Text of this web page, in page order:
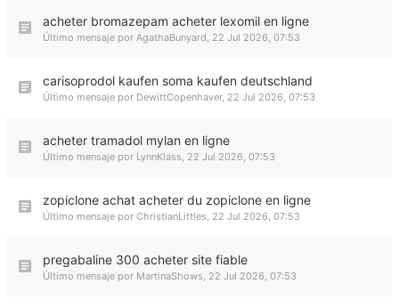
acheter bromazepam acheter lexomil en ligne
Último mensaje por AgathaBunyard, 22 Jul 2026, 07:53
carisoprodol kaufen soma kaufen deutschland
Último mensaje por DewittCopenhaver, 22 Jul 2026, 07:53
acheter tramadol mylan en ligne
Último mensaje por LynnKlass, 22 Jul 2026, 07:53
zopiclone achat acheter du zopiclone en ligne
Último mensaje por ChristianLittles, 22 Jul 2026, 07:53
pregabaline 300 acheter site fiable
Último mensaje por MartinaShows, 22 Jul 2026, 07:53